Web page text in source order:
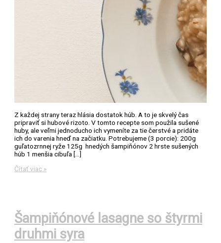
Z každej strany teraz hlásia dostatok húb. A to je skvelý čas
pripraviť si hubové rizoto. V tomto recepte som použila sušené
huby, ale veľmi jednoducho ich vymeníte za tie čerstvé a pridáte
ich do varenia hneď na začiatku. Potrebujeme (3 porcie): 200g
guľatozrnnej ryže 125g hnedých šampiňónov 2 hrste sušených
húb 1 menšia cibuľa […]
Hubové
Čítať viac »
Šampiňónové lasagne so štyrmi
druhmi syra